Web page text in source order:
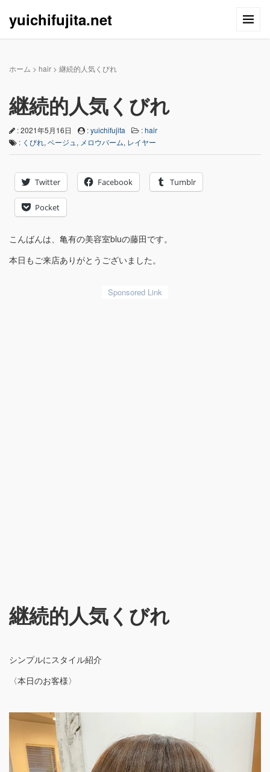
yuichifujita.net
ホーム > hair > 継続的人気くびれ
継続的人気くびれ
: 2021年5月16日 :yuichifujita :hair
: くびれ, ベージュ , メロウバーム, レイヤー
Twitter Facebook Tumblr
Pocket
こんばんは、亀有の美容室bluの藤田です。
本日もご来店ありがとうございました。
継続的人気くびれ
シンプルにスタイル紹介
〈本日のお客様〉